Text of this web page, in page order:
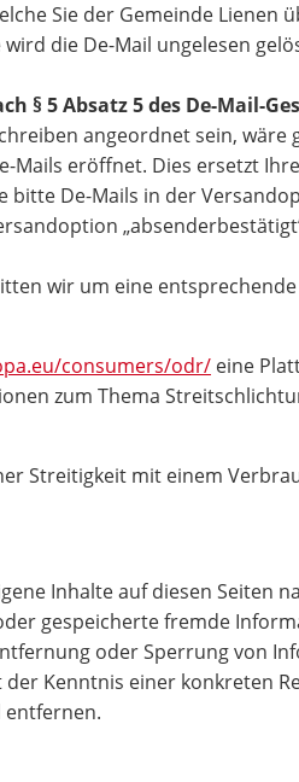
Sie der Gemeinde
die De-Mail ungelesen
§ 5 Absatz 5 des De-Mail-
angeordnet sein,
eröffnet. Dies ersetzt
De-Mails in der
wir um eine
consumers/odr/ eine
zum Thema
Streitigkeit mit einem
Inhalte auf diesen Seiten
gespeicherte fremde
oder Sperrung von
Kenntnis einer konkreten
entfernen.